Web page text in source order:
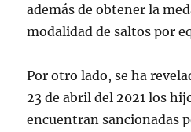
además de obtener la
modalidad de saltos por
Por otro lado, se ha
23 de abril del 2021 los
encuentran sancionadas